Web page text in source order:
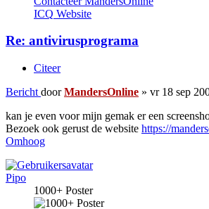
ICQ Website
Re: antivirusprograma
Citeer
Bericht doorMandersOnline » vr 18 sep
kan je even voor mijn gemak er een
Bezoek ook gerust de website https://
Omhoog
Pipo
1000+ Poster